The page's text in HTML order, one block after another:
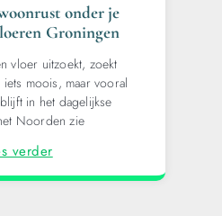
onder je
Groningen
vloer uitzoekt, zoekt
iets moois, maar vooral
in het dagelijkse
Noorden zie
verder